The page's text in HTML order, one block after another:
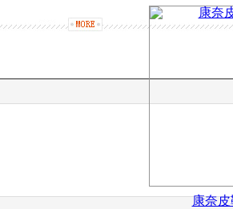
康奈皮